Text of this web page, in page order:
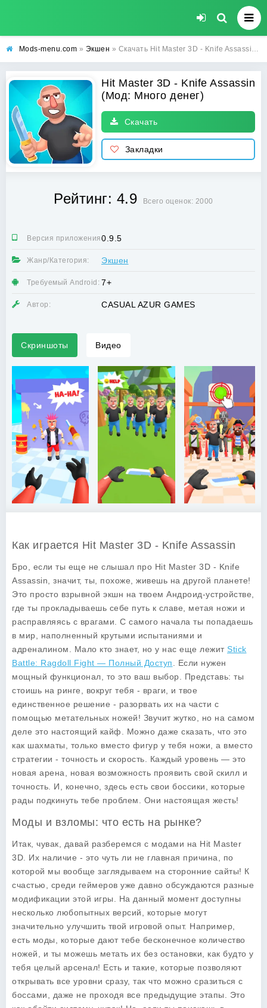
Mods-menu.com » Экшен » Скачать Hit Master 3D - Knife Assassin Взлом (Много денег) на Андроид бесплатно
Hit Master 3D - Knife Assassin
(Мод: Много денег)
Скачать
Закладки
Рейтинг: 4.9 Всего оценок: 2000
Версия приложения:0.9.5
Жанр/Категория: Экшен
Требуемый Android: 7+
Автор: CASUAL AZUR GAMES
Скриншоты Видео
Как играется Hit Master 3D - Knife Assassin
Бро, если ты еще не слышал про Hit Master 3D - Knife
Assassin , значит, ты, похоже, живешь на другой планете!
Это просто взрывной экшн на твоем Андроид-устройстве,
где ты прокладываешь себе путь к славе, метая ножи и
расправляясь с врагами. С самого начала ты попадаешь
в мир, наполненный крутыми испытаниями и
адреналином. Мало кто знает, но у нас еще лежит Stick
Battle: Ragdoll Fight — Полный Доступ . Если нужен
мощный функционал, то это ваш выбор. Представь: ты
стоишь на ринге, вокруг тебя - враги, и твое
единственное решение - разорвать их на части с
помощью метательных ножей! Звучит жутко, но на самом
деле это настоящий кайф. Можно даже сказать, что это
как шахматы, только вместо фигур у тебя ножи, а вместо
стратегии - точность и скорость. Каждый уровень — это
новая арена, новая возможность проявить свой скилл и
точность. И, конечно, здесь есть свои боссики, которые
рады подкинуть тебе проблем. Они настоящая жесть!
Моды и взломы: что есть на рынке?
Итак, чувак, давай разберемся с модами на Hit Master
3D. Их наличие - это чуть ли не главная причина, по
которой мы вообще заглядываем на сторонние сайты! К
счастью, среди геймеров уже давно обсуждаются разные
модификации этой игры. На данный момент доступны
несколько любопытных версий, которые могут
значительно улучшить твой игровой опыт. Например,
есть моды, которые дают тебе бесконечное количество
ножей, и ты можешь метать их без остановки, как будто у
тебя целый арсенал! Есть и такие, которые позволяют
открывать все уровни сразу, так что можно сразиться с
боссами, даже не проходя все предыдущие этапы. Это